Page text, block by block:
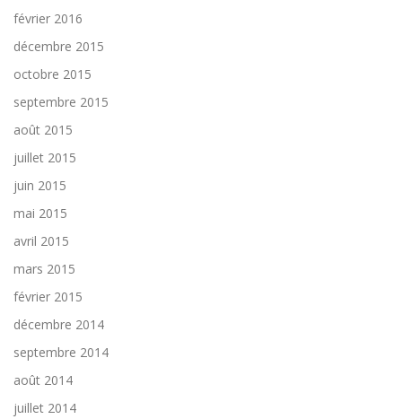
février 2016
décembre 2015
octobre 2015
septembre 2015
août 2015
juillet 2015
juin 2015
mai 2015
avril 2015
mars 2015
février 2015
décembre 2014
septembre 2014
août 2014
juillet 2014